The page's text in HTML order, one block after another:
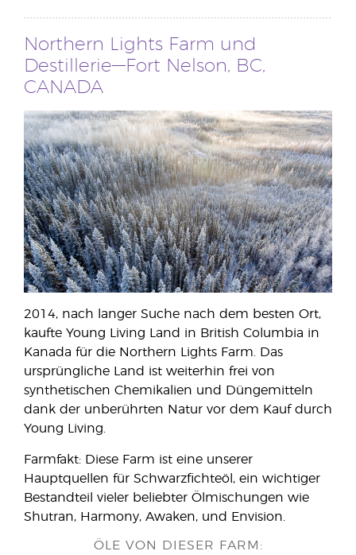
Northern Lights Farm und
Destillerie—Fort Nelson, BC,
CANADA
2014, nach langer Suche nach dem besten Ort,
kaufte Young Living Land in British Columbia in
Kanada für die Northern Lights Farm. Das
ursprüngliche Land ist weiterhin frei von
synthetischen Chemikalien und Düngemitteln
dank der unberührten Natur vor dem Kauf durch
Young Living.
Farmfakt: Diese Farm ist eine unserer
Hauptquellen für Schwarzfichteöl, ein wichtiger
Bestandteil vieler beliebter Ölmischungen wie
Shutran, Harmony, Awaken, und Envision.
ÖLE VON DIESER FARM: